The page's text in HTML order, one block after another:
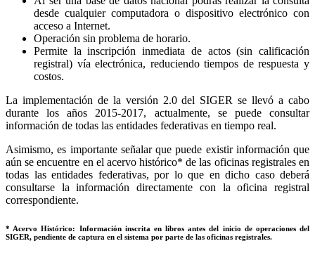
desde cualquier computadora o dispositivo electrónico con
acceso a Internet.
Operación sin problema de horario.
Permite la inscripción inmediata de actos (sin calificación
registral) vía electrónica, reduciendo tiempos de respuesta y
costos.
La implementación de la versión 2.0 del SIGER se llevó a cabo
durante los años 2015-2017, actualmente, se puede consultar
información de todas las entidades federativas en tiempo real.
Asimismo, es importante señalar que puede existir información que
aún se encuentre en el acervo histórico* de las oficinas registrales en
todas las entidades federativas, por lo que en dicho caso deberá
consultarse la información directamente con la oficina registral
correspondiente.
* Acervo Histórico: Información inscrita en libros antes del inicio de operaciones del
SIGER, pendiente de captura en el sistema por parte de las oficinas registrales.